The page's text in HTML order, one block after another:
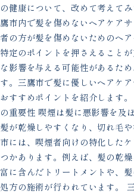
の健康について、改めて考えて
鷹市内で髪を傷めないヘアケア
者の方が髪を傷めないためのヘア
特定のポイントを押さえること
な影響を与える可能性があるた
す。三鷹市で髪に優しいヘアケ
おすすめポイントを紹介します
の重要性 喫煙は髪に悪影響を及
髪が乾燥しやすくなり、切れ毛
市には、喫煙者向けの特化した
つかあります。例えば、髪の乾
富に含んだトリートメントや、
処方の施術が行われています。